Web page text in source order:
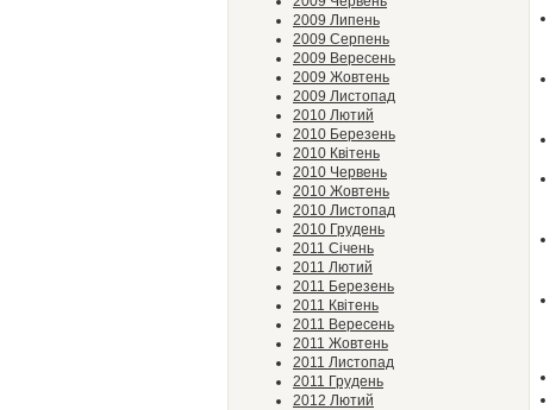
2009 Липень
2009 Серпень
2009 Вересень
2009 Жовтень
2009 Листопад
2010 Лютий
2010 Березень
2010 Квітень
2010 Червень
2010 Жовтень
2010 Листопад
2010 Грудень
2011 Січень
2011 Лютий
2011 Березень
2011 Квітень
2011 Вересень
2011 Жовтень
2011 Листопад
2011 Грудень
2012 Лютий